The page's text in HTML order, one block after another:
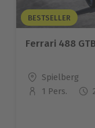
BESTSELLER
Ferrari 488
Standort
Spielberg
Anzahl der
1 Pers.